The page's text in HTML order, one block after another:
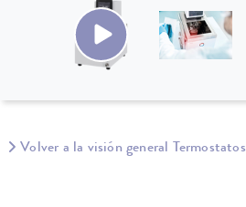
Volver a la visión general